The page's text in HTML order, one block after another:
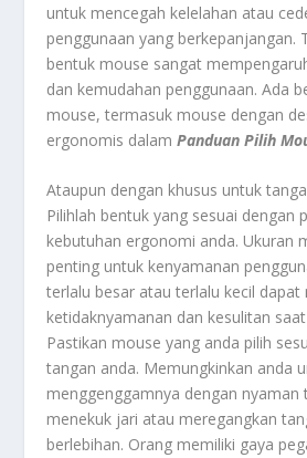
untuk mencegah kelelahan atau
penggunaan yang berkepanjangan.
bentuk mouse sangat
dan kemudahan penggunaan. Ada
mouse, termasuk mouse dengan
ergonomis dalamPanduan Pilih
Ataupun dengan khusus untuk
Pilihlah bentuk yang sesuai dengan
kebutuhan ergonomi anda. Ukuran
penting untuk kenyamanan
terlalu besar atau terlalu kecil dapat
ketidaknyamanan dan kesulitan
Pastikan mouse yang anda pilih
tangan anda. Memungkinkan anda
menggenggamnya dengan nyaman
menekuk jari atau meregangkan
berlebihan. Orang memiliki gaya